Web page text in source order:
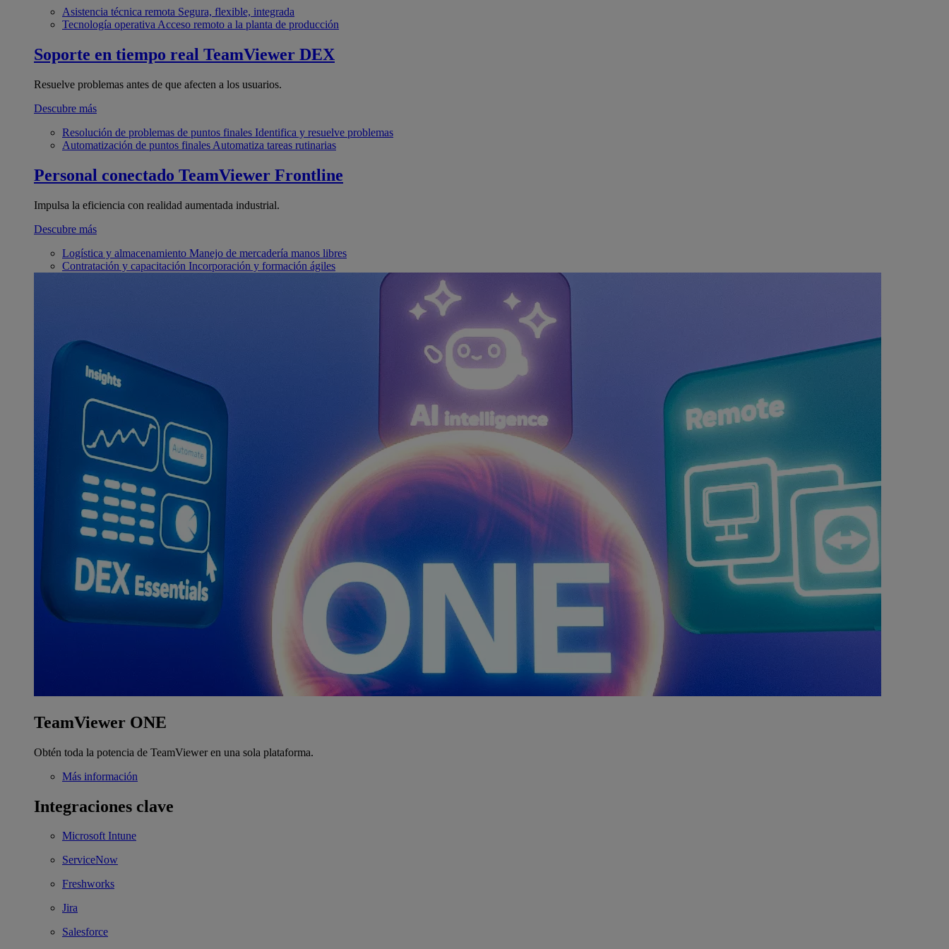
Asistencia técnica remota Segura, flexible, integrada
Tecnología operativa Acceso remoto a la planta de producción
Soporte en tiempo real TeamViewer DEX
Resuelve problemas antes de que afecten a los usuarios.
Descubre más
Resolución de problemas de puntos finales Identifica y resuelve problemas
Automatización de puntos finales Automatiza tareas rutinarias
Personal conectado TeamViewer Frontline
Impulsa la eficiencia con realidad aumentada industrial.
Descubre más
Logística y almacenamiento Manejo de mercadería manos libres
Contratación y capacitación Incorporación y formación ágiles
TeamViewer ONE
Obtén toda la potencia de TeamViewer en una sola plataforma.
Más información
Integraciones clave
Microsoft Intune
ServiceNow
Freshworks
Jira
Salesforce